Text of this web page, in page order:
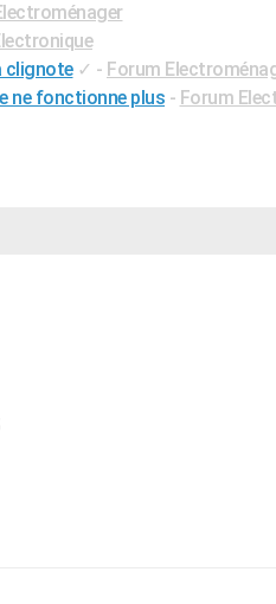
clignote ✓ - Forum
ne fonctionne plus - Forum